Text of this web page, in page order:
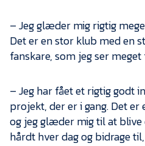
– Jeg glæder mig rigtig
Det er en stor klub med en
fanskare, som jeg ser
– Jeg har fået et rigtig godt
projekt, der er i gang. Det
og jeg glæder mig til at
hårdt hver dag og bidrage